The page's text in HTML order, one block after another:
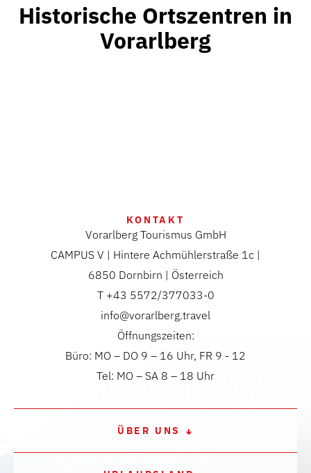
Historische Ortszentren in
Vorarlberg
KONTAKT
Vorarlberg Tourismus GmbH
CAMPUS V | Hintere Achmühlerstraße 1c |
6850 Dornbirn | Österreich
T +43 5572/377033-0
info@vorarlberg.travel
Öffnungszeiten:
Büro: MO – DO 9 – 16 Uhr, FR 9 - 12
Tel: MO – SA 8 – 18 Uhr
ÜBER UNS